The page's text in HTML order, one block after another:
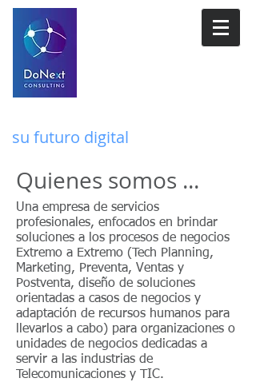
su futuro digital
Quienes somos ...
Una empresa de servicios
profesionales, enfocados en brindar
soluciones a los procesos de negocios
Extremo a Extremo (Tech Planning,
Marketing, Preventa, Ventas y
Postventa, diseño de soluciones
orientadas a casos de negocios y
adaptación de recursos humanos para
llevarlos a cabo) para organizaciones o
unidades de negocios dedicadas a
servir a las industrias de
Telecomunicaciones y TIC.